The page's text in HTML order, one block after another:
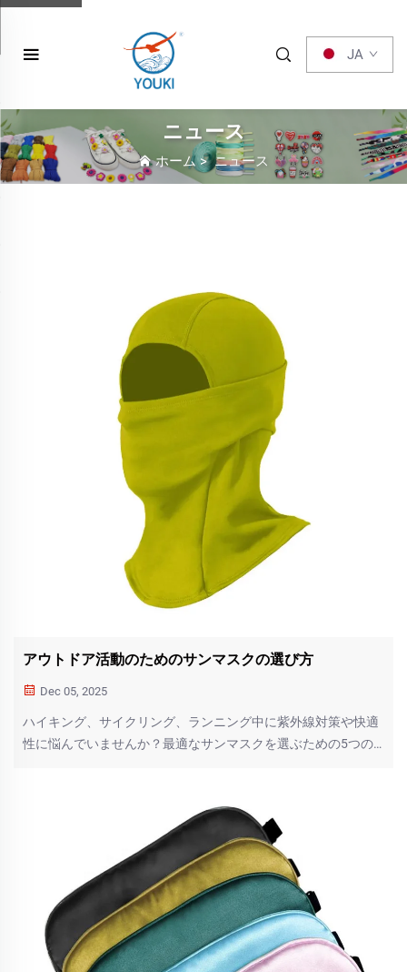
JA
ニュース
ホーム>ニュース
アウトドア活動のためのサンマスクの選び方
Dec 05, 2025
ハイキング、サイクリング、ランニング中に紫外線対策や快適
性に悩んでいませんか？最適なサンマスクを選ぶための5つの